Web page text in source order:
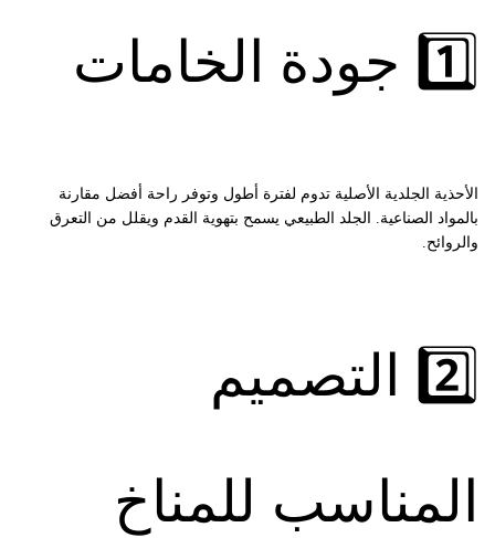
1️⃣ جودة الخامات
الأحذية الجلدية الأصلية تدوم لفترة أطول وتوفر راحة أفضل مقارنة
بالمواد الصناعية. الجلد الطبيعي يسمح بتهوية القدم ويقلل من التعرق
والروائح.
2️⃣ التصميم
المناسب للمناخ